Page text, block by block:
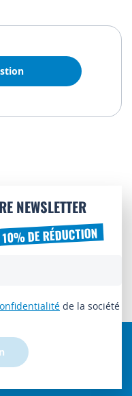
NEWSLETTER
10% DE RÉDUCTION
de la société